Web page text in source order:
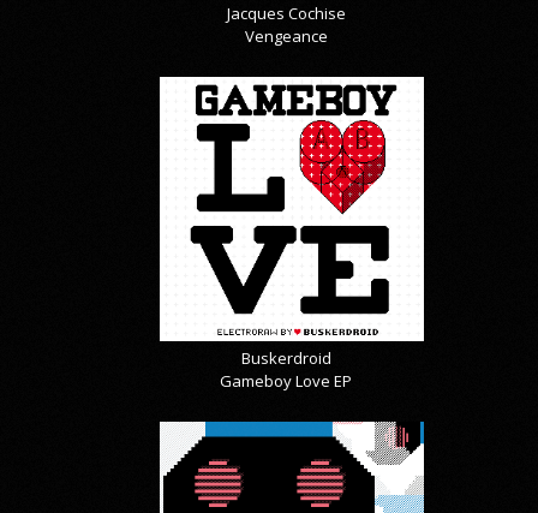
Jacques Cochise
Vengeance
Buskerdroid
Gameboy Love EP